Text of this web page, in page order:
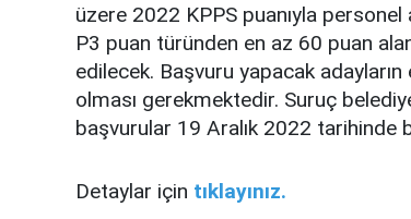
üzere 2022 KPPS puanıyla personel
P3 puan türünden en az 60 puan
edilecek. Başvuru yapacak adayların
olması gerekmektedir. Suruç
başvurular 19 Aralık 2022 tarihinde
Detaylar için tıklayınız.